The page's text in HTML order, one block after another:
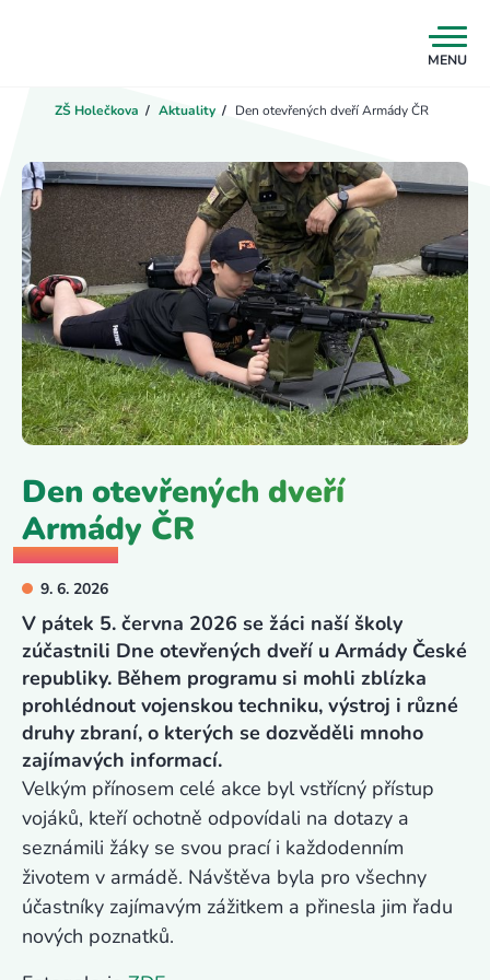
MENU
ZŠ Holečkova / Aktuality / Den otevřených dveří Armády ČR
Den otevřených dveří
Armády ČR
9. 6. 2026
V pátek 5. června 2026 se žáci naší školy
zúčastnili Dne otevřených dveří u Armády České
republiky. Během programu si mohli zblízka
prohlédnout vojenskou techniku, výstroj i různé
druhy zbraní, o kterých se dozvěděli mnoho
zajímavých informací.
Velkým přínosem celé akce byl vstřícný přístup
vojáků, kteří ochotně odpovídali na dotazy a
seznámili žáky se svou prací i každodenním
životem v armádě. Návštěva byla pro všechny
účastníky zajímavým zážitkem a přinesla jim řadu
nových poznatků.